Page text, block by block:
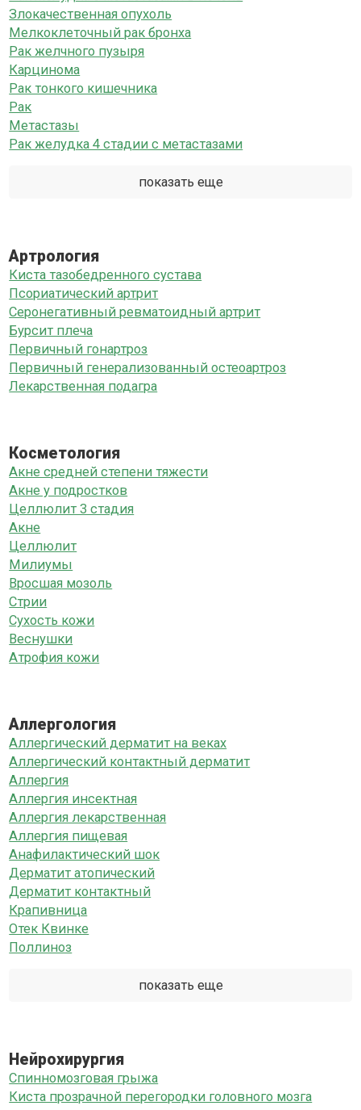
Злокачественная опухоль
Мелкоклеточный рак бронха
Рак желчного пузыря
Карцинома
Рак тонкого кишечника
Рак
Метастазы
Рак желудка 4 стадии с метастазами
показать еще
Артрология
Киста тазобедренного сустава
Псориатический артрит
Серонегативный ревматоидный артрит
Бурсит плеча
Первичный гонартроз
Первичный генерализованный остеоартроз
Лекарственная подагра
Косметология
Акне средней степени тяжести
Акне у подростков
Целлюлит 3 стадия
Акне
Целлюлит
Милиумы
Вросшая мозоль
Стрии
Сухость кожи
Веснушки
Атрофия кожи
Аллергология
Аллергический дерматит на веках
Аллергический контактный дерматит
Аллергия
Аллергия инсектная
Аллергия лекарственная
Аллергия пищевая
Анафилактический шок
Дерматит атопический
Дерматит контактный
Крапивница
Отек Квинке
Поллиноз
показать еще
Нейрохирургия
Спинномозговая грыжа
Киста прозрачной перегородки головного мозга